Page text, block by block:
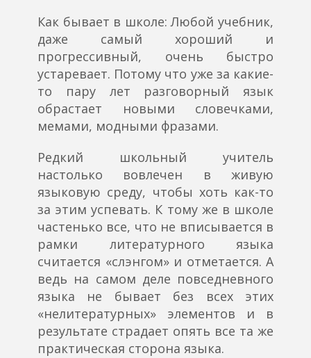
Как бывает в школе: Любой учебник,
даже самый хороший и
прогрессивный, очень быстро
устаревает. Потому что уже за какие-
то пару лет разговорный язык
обрастает новыми словечками,
мемами, модными фразами.
Редкий школьный учитель
настолько вовлечен в живую
языковую среду, чтобы хоть как-то
за этим успевать. К тому же в школе
частенько все, что не вписывается в
рамки литературного языка
считается «слэнгом» и отметается. А
ведь на самом деле повседневного
языка не бывает без всех этих
«нелитературных» элементов и в
результате страдает опять все та же
практическая сторона языка.